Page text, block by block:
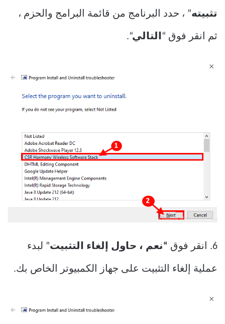
تثبيته” ، حدد البرنامج من قائمة البرامج والحزم ،
ثم انقر فوق “ التالي“.
6. انقر فوق “نعم ، حاول إلغاء التثبيت” لبدء
عملية إلغاء التثبيت على جهاز الكمبيوتر الخاص بك.